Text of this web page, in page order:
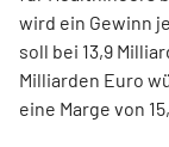
wird ein Gewinn
soll bei 13,9
Milliarden Euro
eine Marge von